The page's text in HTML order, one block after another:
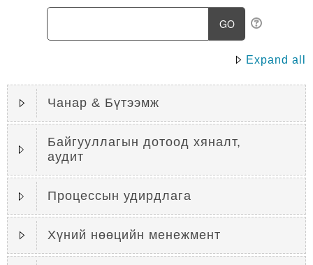
Expand all
Чанар & Бүтээмж
Байгууллагын дотоод хяналт,
аудит
Процессын удирдлага
Хүний нөөцийн менежмент